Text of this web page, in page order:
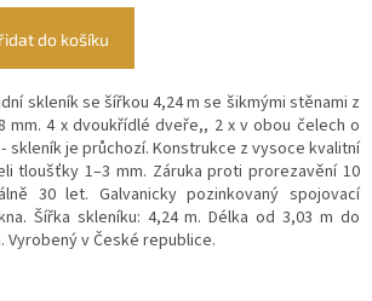
do košíku
skleník se šířkou 4,24 m se šikmými stěnami z
mm. 4 x dvoukřídlé dveře,, 2 x v obou čelech o
skleník je průchozí. Konstrukce z vysoce kvalitní
tloušťky 1–3 mm. Záruka proti prorezavění 10
30 let. Galvanicky pozinkovaný spojovací
Šířka skleníku: 4,24 m. Délka od 3,03 m do
Vyrobený v České republice.